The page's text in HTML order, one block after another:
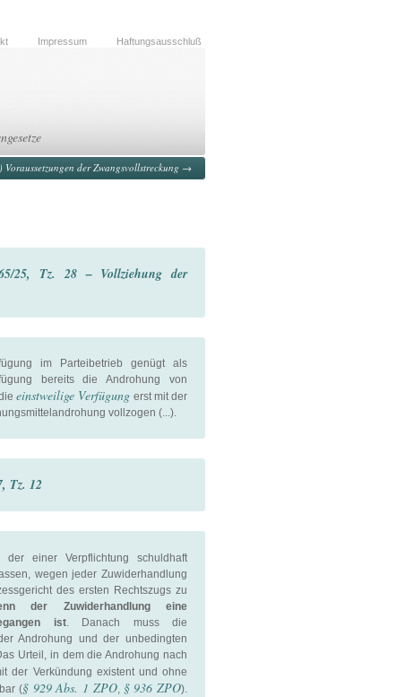
Impressum Haftungsausschluß
Voraussetzungen der Zwangsvollstreckung →
25, Tz. 28 – Vollziehung der
im Parteibetrieb genügt als
bereits die Androhung von
einstweilige Verfügung erst mit der
vollzogen (...).
Tz. 12
einer Verpflichtung schuldhaft
wegen jeder Zuwiderhandlung
des ersten Rechtszugs zu
der Zuwiderhandlung eine
ist. Danach muss die
Androhung und der unbedingten
Urteil, in dem die Androhung nach
der Verkündung existent und ohne
(§ 929 Abs. 1 ZPO, § 936 ZPO).